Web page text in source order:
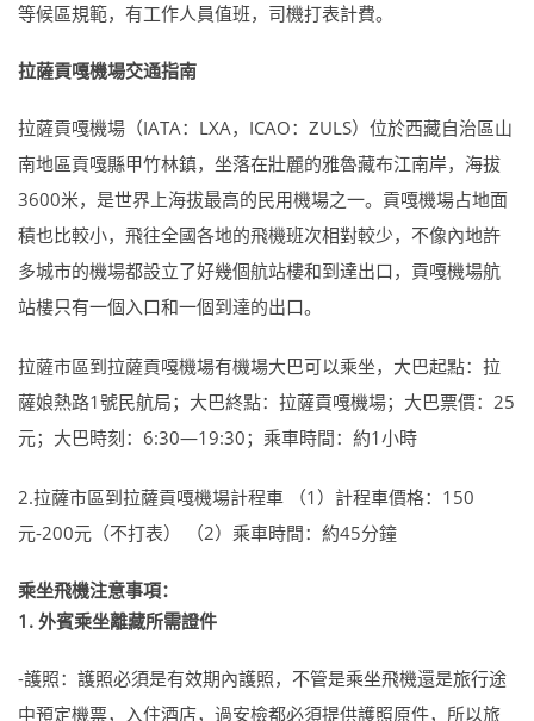
等候區規範，有工作人員值班，司機打表計費。
拉薩貢嘎機場交通指南
拉薩貢嘎機場（IATA：LXA，ICAO：ZULS）位於西藏自治區山
南地區貢嘎縣甲竹林鎮，坐落在壯麗的雅魯藏布江南岸，海拔
3600米，是世界上海拔最高的民用機場之一。貢嘎機場占地面
積也比較小，飛往全國各地的飛機班次相對較少，不像內地許
多城市的機場都設立了好幾個航站樓和到達出口，貢嘎機場航
站樓只有一個入口和一個到達的出口。
拉薩市區到拉薩貢嘎機場有機場大巴可以乘坐，大巴起點：拉
薩娘熱路1號民航局；大巴終點：拉薩貢嘎機場；大巴票價：25
元；大巴時刻：6:30—19:30；乘車時間：約1小時
2.拉薩市區到拉薩貢嘎機場計程車 （1）計程車價格：150
元-200元（不打表） （2）乘車時間：約45分鐘
乘坐飛機注意事項：
1. 外賓乘坐離藏所需證件
-護照：護照必須是有效期內護照，不管是乘坐飛機還是旅行途
中預定機票，入住酒店，過安檢都必須提供護照原件，所以旅